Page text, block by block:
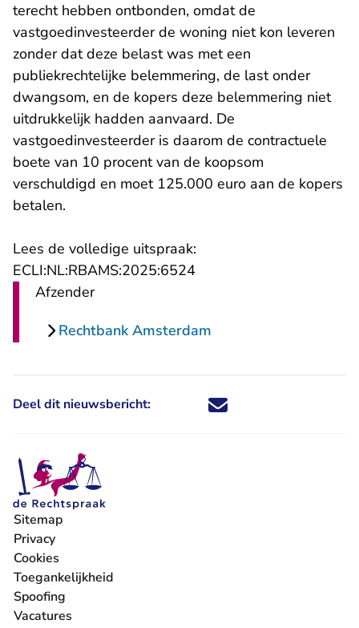
terecht hebben ontbonden, omdat de
vastgoedinvesteerder de woning niet kon leveren
zonder dat deze belast was met een
publiekrechtelijke belemmering, de last onder
dwangsom, en de kopers deze belemmering niet
uitdrukkelijk hadden aanvaard. De
vastgoedinvesteerder is daarom de contractuele
boete van 10 procent van de koopsom
verschuldigd en moet 125.000 euro aan de kopers
betalen.
Lees de volledige uitspraak:
ECLI:NL:RBAMS:2025:6524- U verlaat
Afzender
Rechtbank Amsterdam
Deel dit nieuwsbericht: Deel dit nieuwsbericht via X -
Deel dit nieuwsbericht via
Deel dit nieuwsbericht
Deel dit
Sitemap
Privacy
Cookies
Toegankelijkheid
Spoofing
Vacatures
- U verlaat Rechtspraak.nl